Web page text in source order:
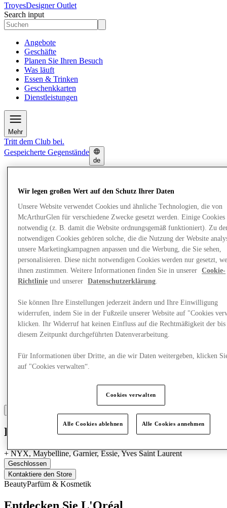
TroyesDesigner Outlet
Search input
Angebote
Geschäfte
Planen Sie Ihren Besuch
Was läuft
Essen & Trinken
Geschenkkarten
Dienstleistungen
Mehr
Tritt dem Club bei.
Gespeicherte Gegenstände
de
Geschäfte
Planen Sie Ihren Besuch
Was läuft
Essen & Trinken
Geschenkkarten
Dienstleistungen
Mehr
L'Oréal
+ NYX, Maybelline, Garnier, Essie, Yves Saint Laurent
Geschlossen
Kontaktiere den Store
BeautyParfüm & Kosmetik
Wir legen großen Wert auf den Schutz Ihrer Daten
Unsere Website verwendet Cookies und ähnliche Technologien, die von
McArthurGlen für verschiedene Zwecke gesetzt werden. Einige Cookies
notwendig (z. B. damit die Website ordnungsgemäß funktioniert). Zu
notwendigen Cookies gehören solche, die die Nutzung der Website
unsere Marketingkampagnen anpassen und die Werbung, die Sie sehen,
personalisieren. Diese nicht notwendigen Cookies werden nur gesetzt,
ihnen zustimmen. Weitere Informationen finden Sie in unserer
Cookie-
Richtlinie und unserer Datenschutzerklärung
Sie können Ihre Einstellungen jederzeit ändern und Ihre Einwilligung
widerrufen, indem Sie in der Fußzeile unserer Website auf "Cookies
klicken. Ihr Widerruf hat keinen Einfluss auf die Rechtmäßigkeit der bis
diesem Zeitpunkt durchgeführten Datenverarbeitung.
Für Informationen über Dritte, an die wir Daten weitergeben, klicken
auf "Cookies verwalten“.
Cookies verwalten
Alle Cookies ablehnen Alle Cookies annehmen